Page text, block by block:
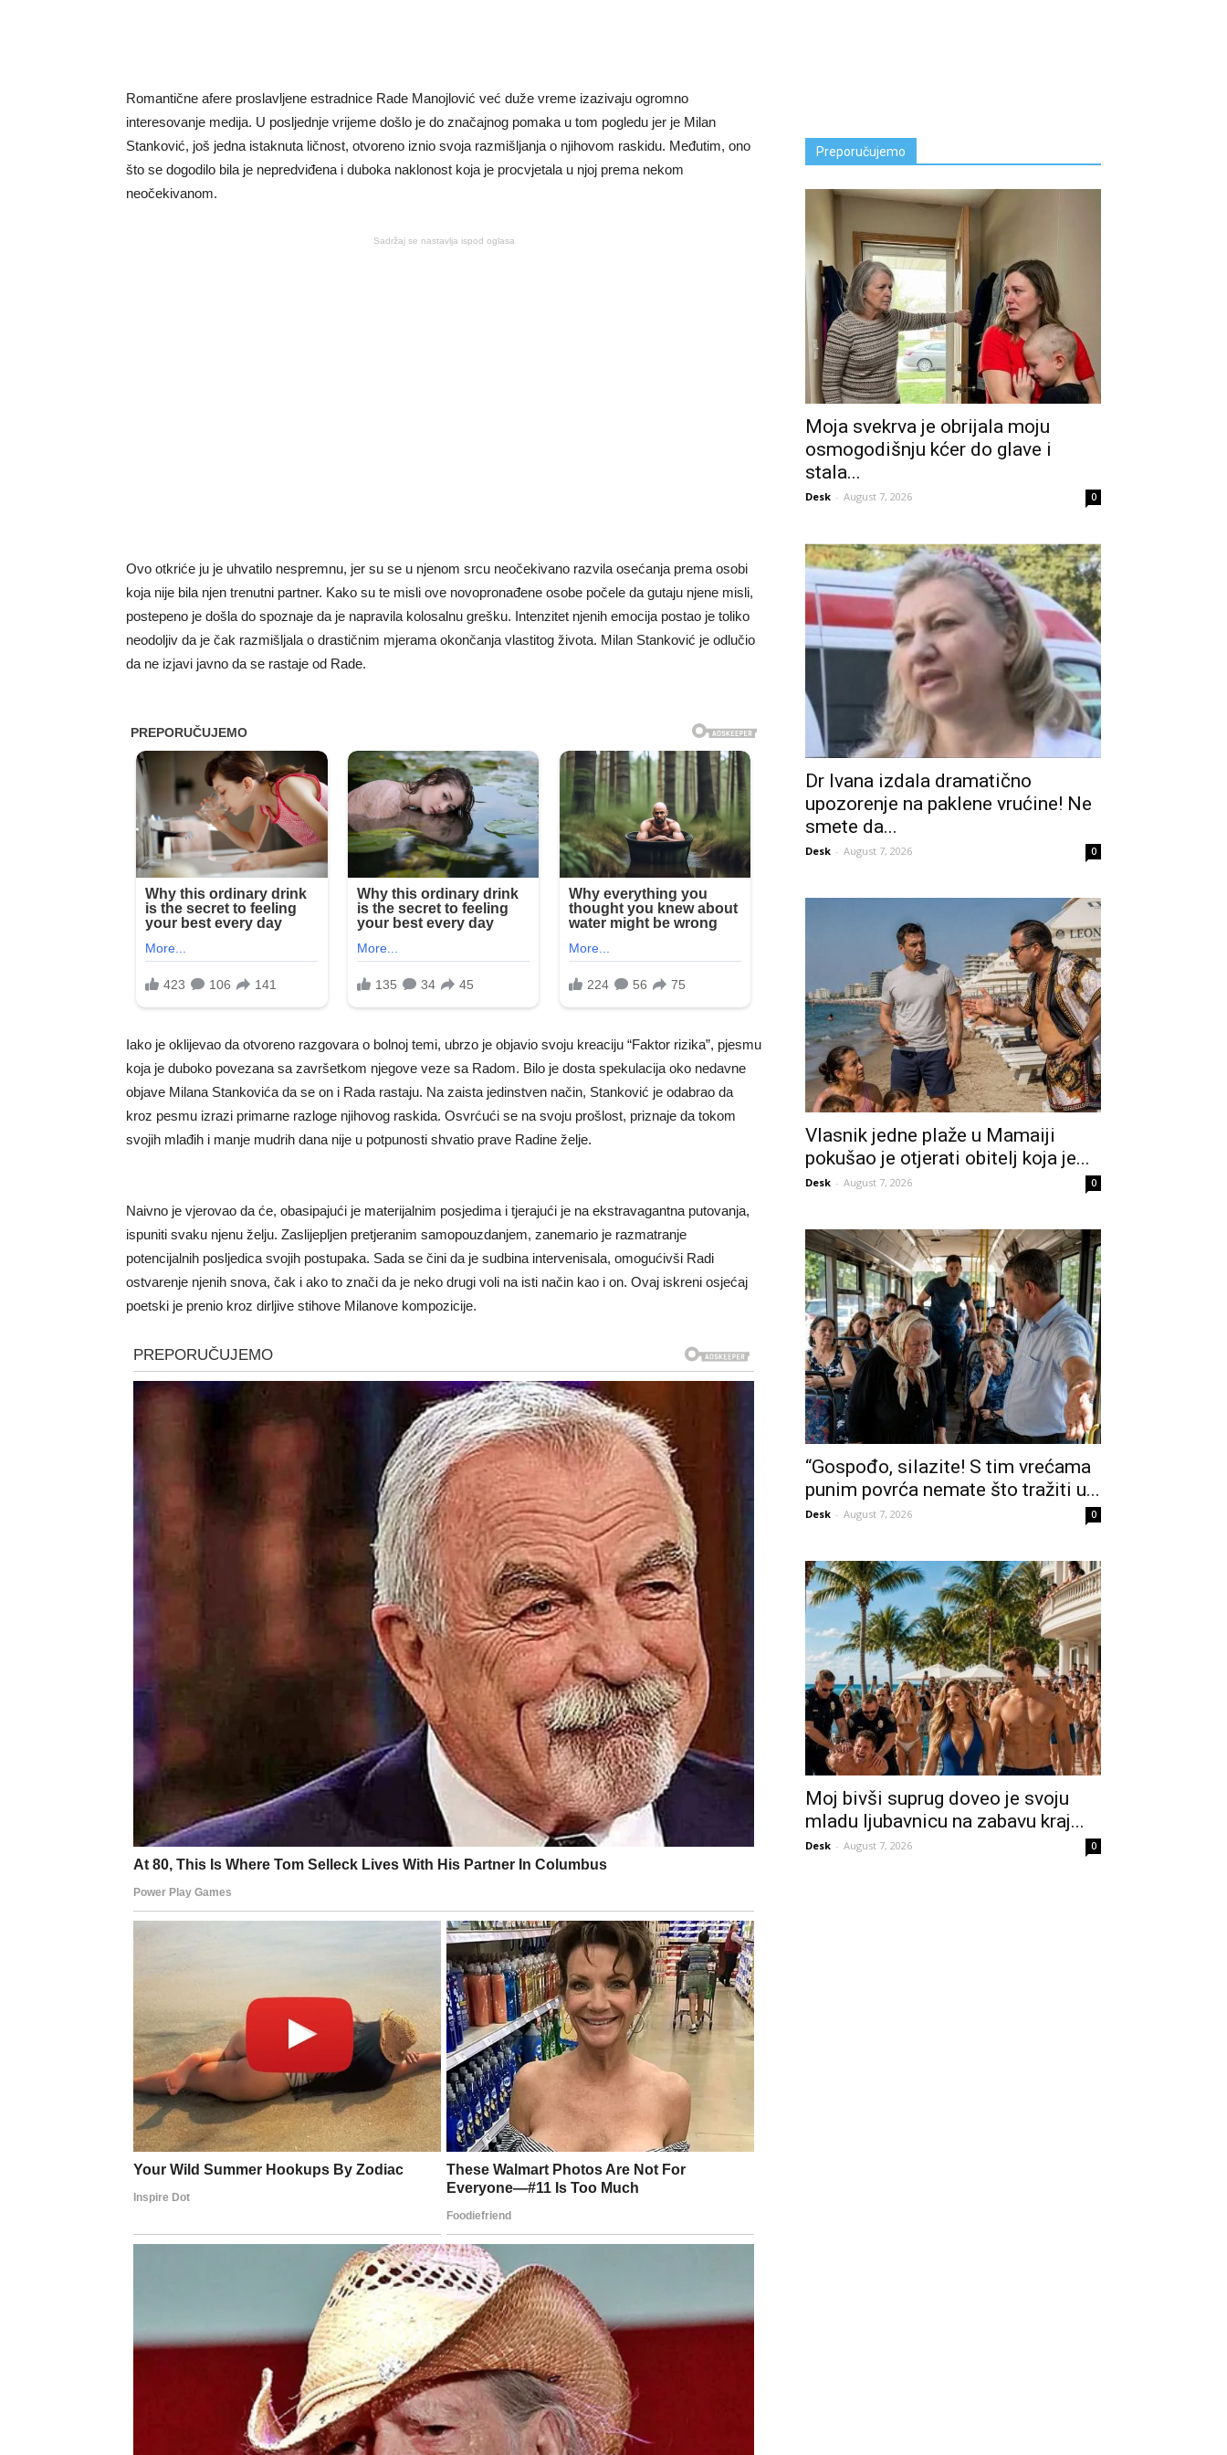
Romantične afere proslavljene estradnice Rade Manojlović već duže vreme izazivaju ogromno
interesovanje medija. U posljednje vrijeme došlo je do značajnog pomaka u tom pogledu jer je Milan
Stanković, još jedna istaknuta ličnost, otvoreno iznio svoja razmišljanja o njihovom raskidu. Međutim, ono
što se dogodilo bila je nepredviđena i duboka naklonost koja je procvjetala u njoj prema nekom
neočekivanom.
Sadržaj se nastavlja ispod oglasa
Ovo otkriće ju je uhvatilo nespremnu, jer su se u njenom srcu neočekivano razvila osećanja prema osobi
koja nije bila njen trenutni partner. Kako su te misli ove novopronađene osobe počele da gutaju njene misli,
postepeno je došla do spoznaje da je napravila kolosalnu grešku. Intenzitet njenih emocija postao je toliko
neodoljiv da je čak razmišljala o drastičnim mjerama okončanja vlastitog života. Milan Stanković je odlučio
da ne izjavi javno da se rastaje od Rade.
Iako je oklijevao da otvoreno razgovara o bolnoj temi, ubrzo je objavio svoju kreaciju “Faktor rizika”, pjesmu
koja je duboko povezana sa završetkom njegove veze sa Radom. Bilo je dosta spekulacija oko nedavne
objave Milana Stankovića da se on i Rada rastaju. Na zaista jedinstven način, Stanković je odabrao da
kroz pesmu izrazi primarne razloge njihovog raskida. Osvrćući se na svoju prošlost, priznaje da tokom
svojih mlađih i manje mudrih dana nije u potpunosti shvatio prave Radine želje.
Naivno je vjerovao da će, obasipajući je materijalnim posjedima i tjerajući je na ekstravagantna putovanja,
ispuniti svaku njenu želju. Zaslijepljen pretjeranim samopouzdanjem, zanemario je razmatranje
potencijalnih posljedica svojih postupaka. Sada se čini da je sudbina intervenisala, omogućivši Radi
ostvarenje njenih snova, čak i ako to znači da je neko drugi voli na isti način kao i on. Ovaj iskreni osjećaj
poetski je prenio kroz dirljive stihove Milanove kompozicije.
Preporučujemo
Moja svekrva je obrijala moju
osmogodišnju kćer do glave i
stala...
Desk - August 7, 2026 0
Dr Ivana izdala dramatično
upozorenje na paklene vrućine! Ne
smete da...
Desk - August 7, 2026 0
Vlasnik jedne plaže u Mamaiji
pokušao je otjerati obitelj koja je...
Desk - August 7, 2026 0
“Gospođo, silazite! S tim vrećama
punim povrća nemate što tražiti u...
Desk - August 7, 2026 0
Moj bivši suprug doveo je svoju
mladu ljubavnicu na zabavu kraj...
Desk - August 7, 2026 0